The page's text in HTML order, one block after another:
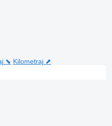
⬊ Kilometraj ⬈